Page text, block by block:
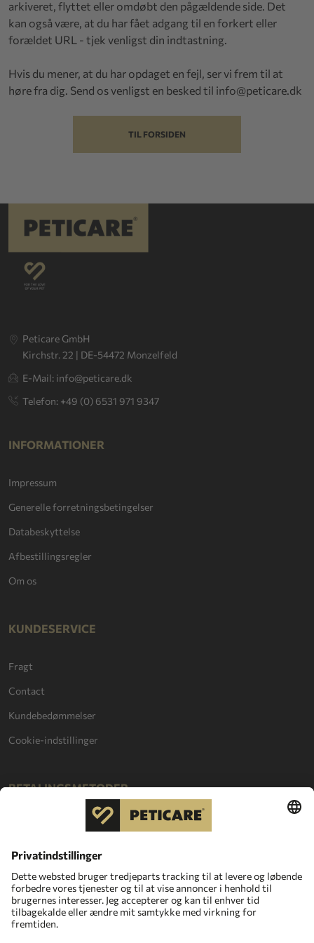
arkiveret, flyttet eller omdøbt den pågældende side. Det
kan også være, at du har fået adgang til en forkert eller
forældet URL - tjek venligst din indtastning.
Hvis du mener, at du har opdaget en fejl, ser vi frem til at
høre fra dig. Send os venligst en besked til info@peticare.dk
TIL FORSIDEN
Peticare GmbH
Kirchstr. 22 | DE-54472 Monzelfeld
E-Mail: info@peticare.dk
Telefon: +49 (0) 6531 971 9347
INFORMATIONER
Impressum
Generelle forretningsbetingelser
Databeskyttelse
Afbestillingsregler
Om os
KUNDESERVICE
Fragt
Contact
Kundebedømmelser
Cookie-indstillinger
BETALINGSMETODER